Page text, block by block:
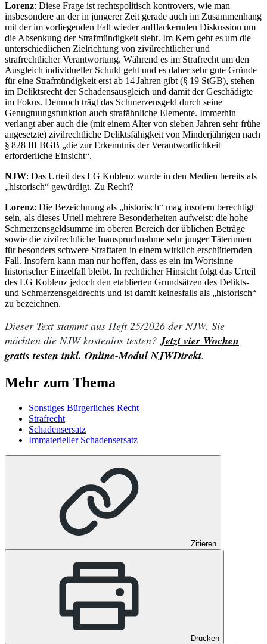
Lorenz: Diese Frage ist rechtspolitisch kontrovers, wie man
insbesondere an der in jüngerer Zeit gerade auch im Zusammenhang
mit der im vorliegenden Fall wieder aufflackernden Diskussion um
die Absenkung der Strafmündigkeit sieht. Im Kern geht es um die
unterschiedlichen Zielrichtung von zivilrechtlicher und
strafrechtlicher Verantwortung. Während es im Strafrecht um den
Ausgleich individueller Schuld geht und es daher sehr gute Gründe
für eine Strafmündigkeit erst ab 14 Jahren gibt (§ 19 StGB), stehen
im Deliktsrecht der Schadensausgleich und damit der Geschädigte
im Fokus. Dennoch trägt das Schmerzensgeld durch seine
Genugtuungsfunktion auch strafähnliche Elemente. Immerhin
verlangt aber auch die (mit einem Alter von sieben Jahren sehr frühe
angesetzte) zivilrechtliche Deliktsfähigkeit von Minderjährigen nach
§ 828 III BGB „die zur Erkenntnis der Verantwortlichkeit
erforderliche Einsicht“.
NJW: Das Urteil des LG Koblenz wurde in den Medien bereits als
„historisch“ gewürdigt. Zu Recht?
Lorenz: Die Bezeichnung als „historisch“ mag insofern berechtigt
sein, als dieses Urteil mehrere Besonderheiten aufweist: die hohe
Schmerzensgeldsumme im oberen Bereich der üblichen Beträge
sowie die zivilrechtliche Inanspruchnahme sehr junger Täterinnen
für besonders schwere Straftaten in einem wirklich erschütternden
Fall. Insofern kann man nur hoffen, dass es ein im Wortsinne
historischer Einzelfall bleibt. In rechtlicher Hinsicht folgt das Urteil
des LG Koblenz jedoch den etablierten Grundsätzen des Delikts-
und Schmerzensgeldrechts und ist damit keinesfalls als „historisch“
zu bezeichnen.
Dieser Text stammt aus Heft 25/2026 der NJW. Sie
möchten die NJW kostenlos testen?Jetzt vier Wochen
gratis testen inkl. Online-Modul NJWDirekt.
Mehr zum Thema
Sonstiges Bürgerliches Recht
Strafrecht
Schadensersatz
Immaterieller Schadensersatz
Zitieren
Drucken